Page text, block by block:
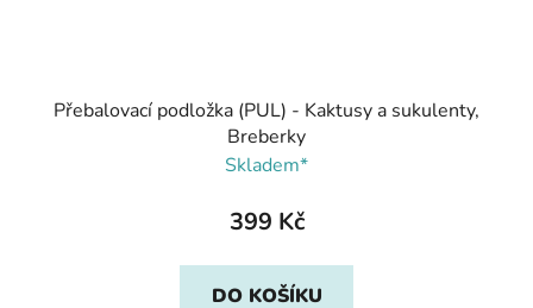
Přebalovací podložka (PUL) - Kaktusy a sukulenty,
Breberky
Skladem*
399 Kč
DO KOŠÍKU